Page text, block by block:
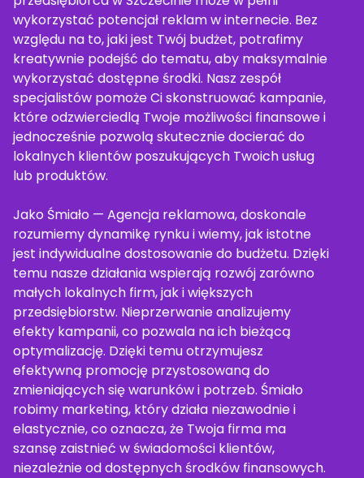
wykorzystać potencjał reklam w internecie. Bez
względu na to, jaki jest Twój budżet, potrafimy
kreatywnie podejść do tematu, aby maksymalnie
wykorzystać dostępne środki. Nasz zespół
specjalistów pomoże Ci skonstruować kampanie,
które odzwierciedlą Twoje możliwości finansowe i
jednocześnie pozwolą skutecznie docierać do
lokalnych klientów poszukujących Twoich usług
lub produktów.
Jako Śmiało — Agencja reklamowa, doskonale
rozumiemy dynamikę rynku i wiemy, jak istotne
jest indywidualne dostosowanie do budżetu. Dzięki
temu nasze działania wspierają rozwój zarówno
małych lokalnych firm, jak i większych
przedsiębiorstw. Nieprzerwanie analizujemy
efekty kampanii, co pozwala na ich bieżącą
optymalizację. Dzięki temu otrzymujesz
efektywną promocję przystosowaną do
zmieniających się warunków i potrzeb. Śmiało
robimy marketing, który działa niezawodnie i
elastycznie, co oznacza, że Twoja firma ma
szansę zaistnieć w świadomości klientów,
niezależnie od dostępnych środków finansowych.